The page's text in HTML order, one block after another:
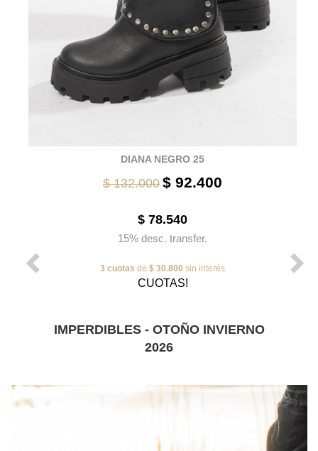
DIANA NEGRO 25
$ 132.000 $ 92.400
$ 78.540
15% desc. transfer.
3 cuotas de $ 30.800 sin interés
CUOTAS!
IMPERDIBLES - OTOÑO INVIERNO
2026